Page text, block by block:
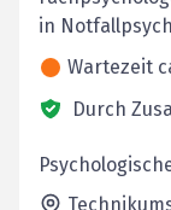
in
Wartezeit
Durch